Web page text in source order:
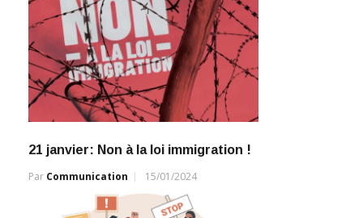
21 janvier: Non à la loi immigration !
Par Communication 15/01/2024